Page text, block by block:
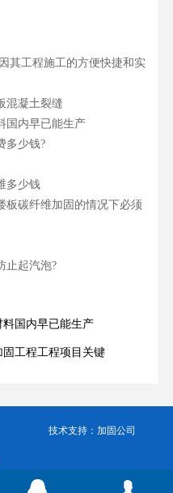
其工程施工的方便快捷和实
混凝土裂缝
国内早已能生产
多少钱?
多少钱
板碳纤维加固的情况下必须
止起汽泡?
料国内早已能生产
工程工程项目关键
有 技术支持： 加固公司